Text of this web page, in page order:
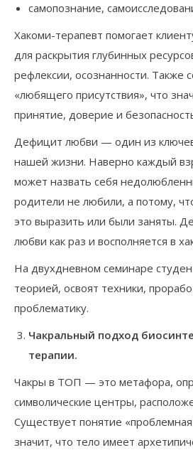
самопознание,
Хакоми-терапевт помогает
для раскрытия глубинных
рефлексии, осознанности. Также
«любящего присутствия», что
принятие, доверие и
Дефицит любви — один из
нашей жизни. Наверно каждый
может назвать себя
родители не любили, а потому,
это выразить или были заняты.
любви как раз и восполняется в
На двухдневном семинаре
теорией, освоят техники,
проблематику.
Чакральный подход
терапии.
Чакры в ТОП — это метафора,
символические центры,
Существует понятие
значит, что тело имеет